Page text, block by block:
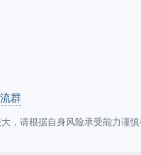
群
，请根据自身风险承受能力谨慎